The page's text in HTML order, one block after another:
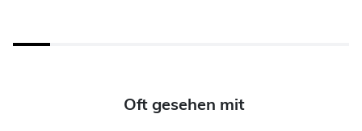
Oft gesehen mit